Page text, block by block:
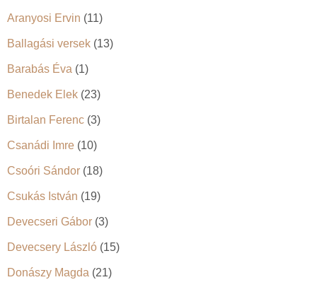
Aranyosi Ervin (11)
Ballagási versek (13)
Barabás Éva (1)
Benedek Elek (23)
Birtalan Ferenc (3)
Csanádi Imre (10)
Csoóri Sándor (18)
Csukás István (19)
Devecseri Gábor (3)
Devecsery László (15)
Donászy Magda (21)